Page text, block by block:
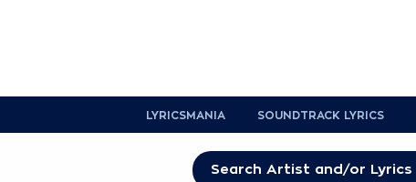
LYRICSMANIA SOUNDTRACK LYRICS